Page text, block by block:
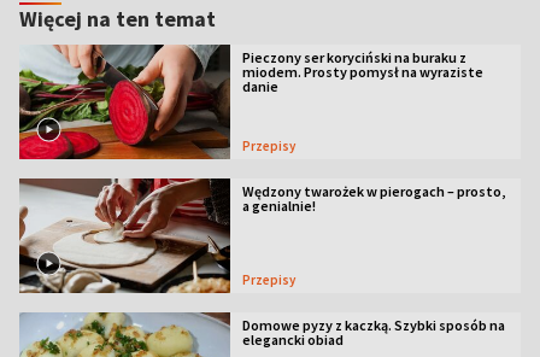
Więcej na ten temat
Pieczony ser koryciński na buraku z
miodem. Prosty pomysł na wyraziste
danie
Przepisy
Wędzony twarożek w pierogach – prosto,
a genialnie!
Przepisy
Domowe pyzy z kaczką. Szybki sposób na
elegancki obiad